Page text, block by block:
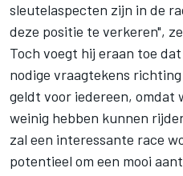
sleutelaspecten zijn in de
deze positie te verkeren",
Toch voegt hij eraan toe
nodige vraagtekens
geldt voor iedereen, omdat
weinig hebben kunnen
zal een interessante race
potentieel om een mooi